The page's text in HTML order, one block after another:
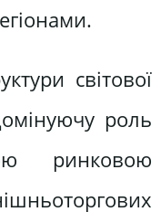
світової
роль
ринковою